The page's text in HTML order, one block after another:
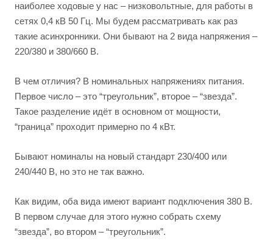
наиболее ходовые у нас – низковольтные, для работы в
сетях 0,4 кВ 50 Гц. Мы будем рассматривать как раз
такие асинхронники. Они бывают на 2 вида напряжения –
220/380 и 380/660 В.
В чем отличия? В номинальных напряжениях питания.
Первое число – это “треугольник”, второе – “звезда”.
Такое разделение идёт в основном от мощности,
“граница” проходит примерно по 4 кВт.
Бывают номиналы на новый стандарт 230/400 или
240/440 В, но это не так важно.
Как видим, оба вида имеют вариант подключения 380 В.
В первом случае для этого нужно собрать схему
“звезда”, во втором – “треугольник”.